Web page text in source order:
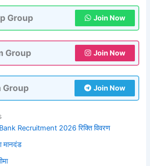
Group Join Now
Group Join Now
Group Join Now
Recruitment 2026 रिक्ति विवरण
मानदंड